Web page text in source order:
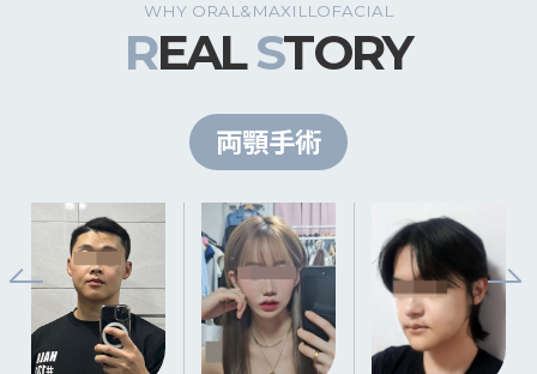
WHY ORAL&MAXILLOFACIAL
REALSTORY
両顎手術